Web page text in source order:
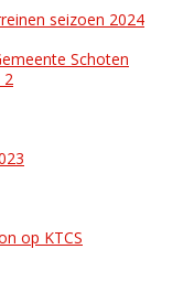
seizoen 2024
Schoten
2
op KTCS